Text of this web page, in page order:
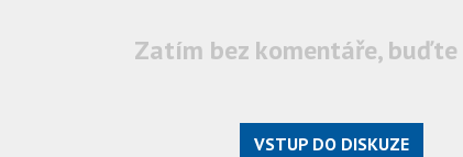
Zatím bez komentáře,
VSTUP DO DISKUZE